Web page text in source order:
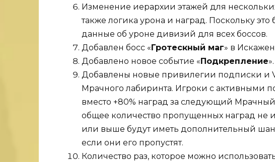
Изменение иерархии этажей для
также логика урона и наград. Поскольку
данные об уроне дивизий для всех боссов.
Добавлен босс « Гротескный маг» в
Добавлено новое событие « Подкрепление».
Добавлены новые привилегии подписки и
Мрачного лабиринта. Игроки с активными
вместо +80% наград за следующий
общее количество пропущенных наград не
или выше будут иметь дополнительный
если они его пропустят.
Количество раз, которое можно